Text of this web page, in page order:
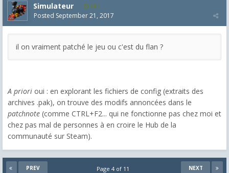
Simulateur 681
Posted September 21, 2017
il on vraiment patché le jeu ou c'est du flan ?
A priori oui : en explorant les fichiers de config (extraits des
archives .pak), on trouve des modifs annoncées dans le
patchnote (comme CTRL+F2... qui ne fonctionne pas chez moi et
chez pas mal de personnes à en croire le Hub de la
communauté sur Steam).
PREV NEXT
Page 4 of 11